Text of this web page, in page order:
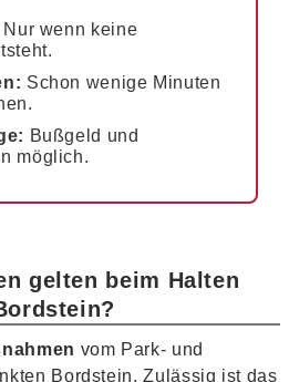
Nur wenn keine
Schon wenige Minuten
Bußgeld und
möglich.
gelten beim Halten
vom Park- und
Bordstein. Zulässig ist das